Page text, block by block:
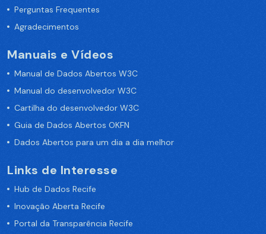
Perguntas Frequentes
Agradecimentos
Manuais e Vídeos
Manual de Dados Abertos W3C
Manual do desenvolvedor W3C
Cartilha do desenvolvedor W3C
Guia de Dados Abertos OKFN
Dados Abertos para um dia a dia melhor
Links de Interesse
Hub de Dados Recife
Inovação Aberta Recife
Portal da Transparência Recife